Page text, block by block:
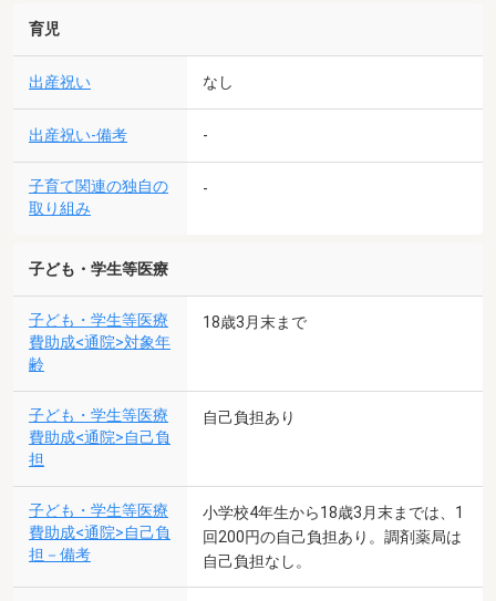
育児
出産祝い なし
出産祝い-備考 -
子育て関連の独自の
取り組み
-
子ども・学生等医療
子ども・学生等医療
費助成<通院>対象年
齢
18歳3月末まで
子ども・学生等医療
費助成<通院>自己負
担
自己負担あり
子ども・学生等医療
費助成<通院>自己負
担－備考
小学校4年生から18歳3月末までは、1
回200円の自己負担あり。調剤薬局は
自己負担なし。